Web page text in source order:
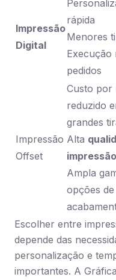
Impressão
Digital
rápida
Menores
Execução
pedidos
Impressão
Offset
Custo por
reduzido
grandes
Alta
impressão
Ampla
opções de
Escolher entre
depende das
personalização e
importantes. A